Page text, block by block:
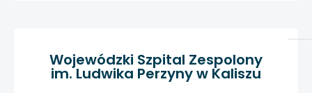
Wojewódzki Szpital Zespolony
im. Ludwika Perzyny w Kaliszu